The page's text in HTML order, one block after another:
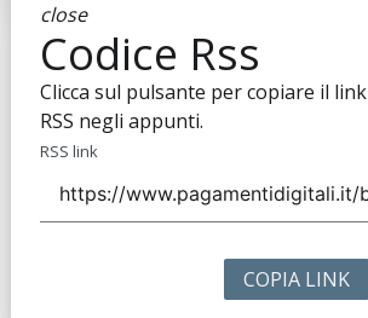
close
Codice Rss
Clicca sul pulsante per copiare il link
RSS negli appunti.
RSS link
COPIA LINK